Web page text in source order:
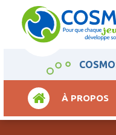
ACCUEILÀ PROPOS